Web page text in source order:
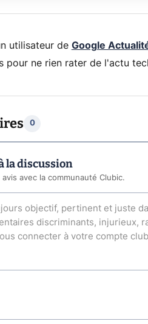
utilisateur de Google
pour ne rien rater de l'actu
0
la discussion
avec la communauté Clubic.